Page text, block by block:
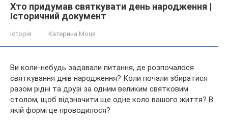
Хто придумав святкувати день народження |
Історичний документ
Історія Катерина Моця
Ви коли-небудь задавали питання, де розпочалося
святкування днів народження? Коли почали збиратися
разом рідні та друзі за одним великим святковим
столом, щоб відзначити ще одне коло вашого життя? В
якій формі це проводилося?